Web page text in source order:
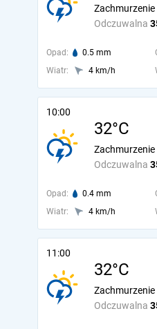
Odczuwalna
Opad: 0.5 mm
Wiatr:
4 km/h
10:00
32°C
Odczuwalna
Opad: 0.4 mm
Wiatr:
4 km/h
11:00
32°C
Odczuwalna